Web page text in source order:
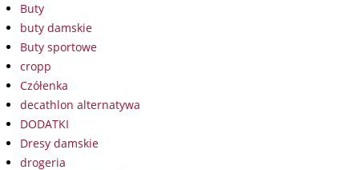
Buty
buty damskie
Buty sportowe
cropp
Czółenka
decathlon alternatywa
DODATKI
Dresy damskie
drogeria